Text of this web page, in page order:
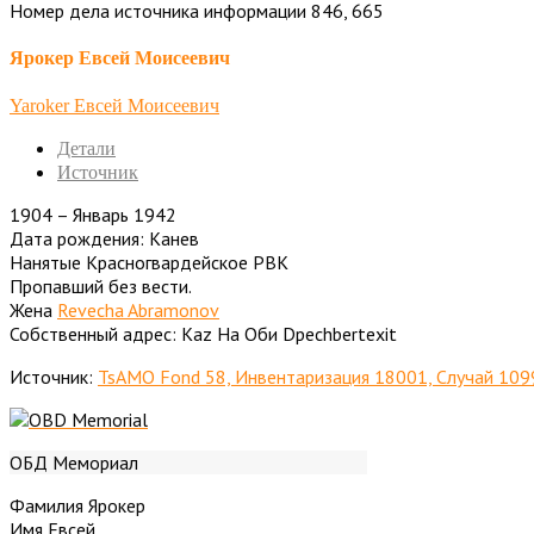
Номер дела источника информации 846, 665
Ярокер Евсей Моисеевич
Yaroker Евсей Моисеевич
Детали
Источник
1904 – Январь 1942
Дата рождения: Канев
Нанятые Красногвардейское РВК
Пропавший без вести.
Жена Revecha Abramonov
Собственный адрес: Kaz На Оби Dpechbertexit
Источник: TsAMO Fond 58, Инвентаризация 18001, Случай
ОБД Мемориал
Фамилия Ярокер
Имя Евсей